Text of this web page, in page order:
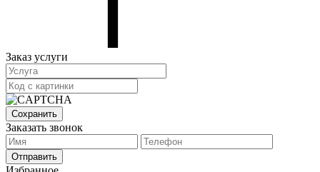
Заказ услуги
Сохранить
Заказать звонок
Отправить